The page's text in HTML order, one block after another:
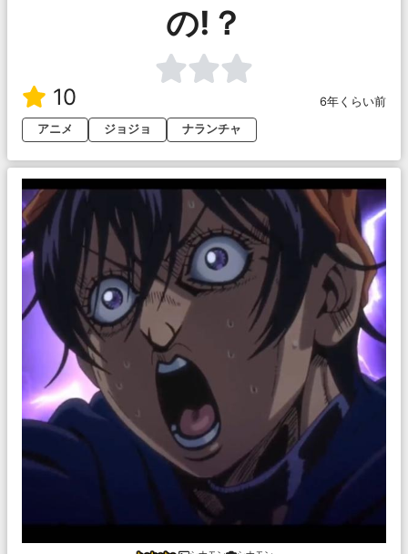
の!？
10
6年くらい前
アニメ
ジョジョ ナランチャ